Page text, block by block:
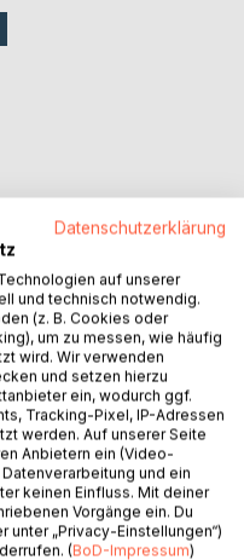
Datenschutzerklärung
auf unserer
und technisch notwendig.
(z. B. Cookies oder
um zu messen, wie häufig
wird. Wir verwenden
und setzen hierzu
ein, wodurch ggf.
Tracking-Pixel, IP-Adressen
werden. Auf unserer Seite
Anbietern ein (Video-
und ein
keinen Einfluss. Mit deiner
Vorgänge ein. Du
unter „Privacy-Einstellungen“)
(BoD-Impressum)